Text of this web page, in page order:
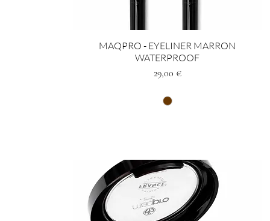
MAQPRO - EYELINER MARRON
WATERPROOF
Preis
29,00 €